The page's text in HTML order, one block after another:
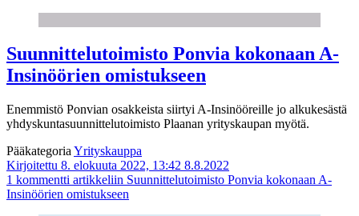
Suunnittelutoimisto Ponvia kokonaan A-
Insinöörien omistukseen
Enemmistö Ponvian osakkeista siirtyi A-Insinööreille jo alkukesästä
yhdyskuntasuunnittelutoimisto Plaanan yrityskaupan myötä.
Pääkategoria Yrityskauppa
Kirjoitettu 8. elokuuta 2022, 13:42 8.8.2022
1 kommentti artikkeliin Suunnittelutoimisto Ponvia kokonaan A-
Insinöörien omistukseen